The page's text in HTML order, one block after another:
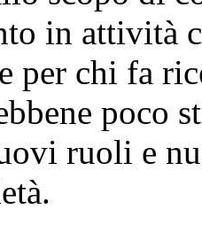
in attività
per chi fa
poco
ruoli e